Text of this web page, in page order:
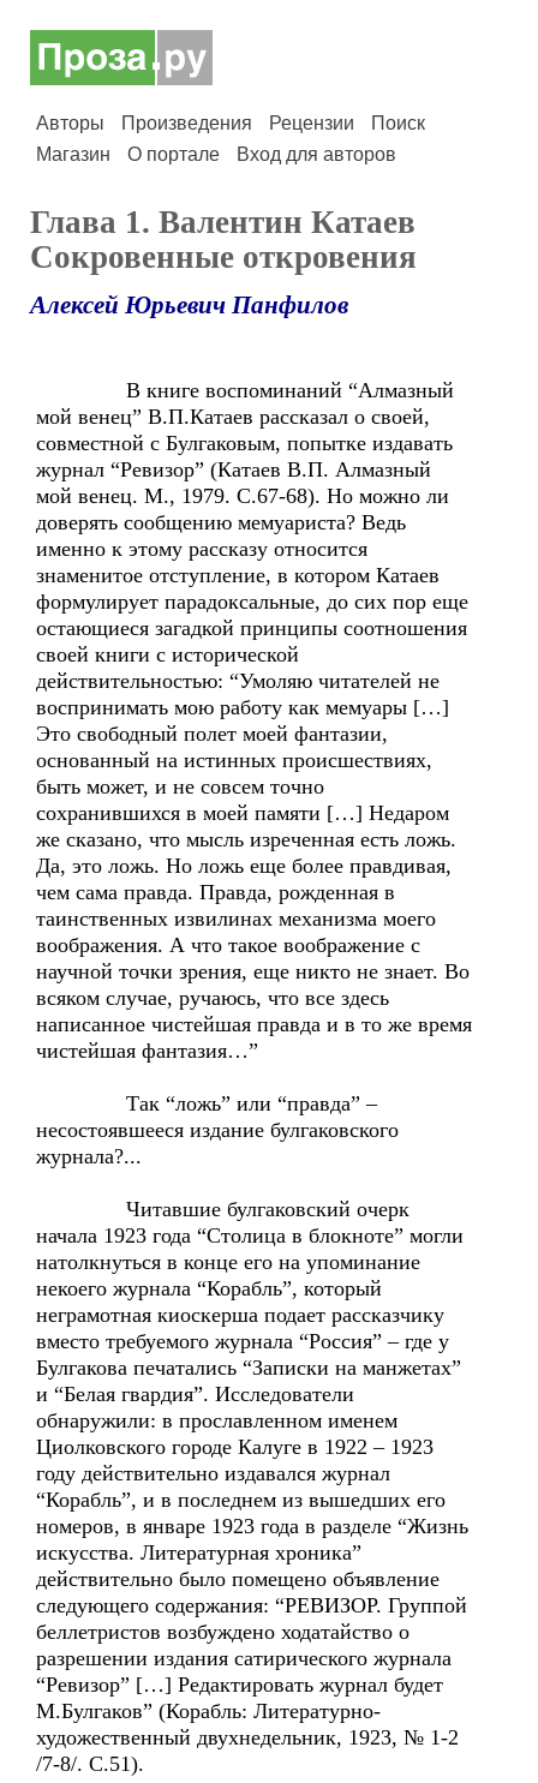
Авторы Произведения Рецензии
Поиск
Магазин
О портале Вход для авторов
Глава 1. Валентин Катаев
Сокровенные откровения
Алексей Юрьевич Панфилов
В книге воспоминаний “Алмазный
мой венец” В.П.Катаев рассказал о своей,
совместной с Булгаковым, попытке издавать
журнал “Ревизор” (Катаев В.П. Алмазный
мой венец. М., 1979. С.67-68). Но можно ли
доверять сообщению мемуариста? Ведь
именно к этому рассказу относится
знаменитое отступление, в котором Катаев
формулирует парадоксальные, до сих пор еще
остающиеся загадкой принципы соотношения
своей книги с исторической
действительностью: “Умоляю читателей не
воспринимать мою работу как мемуары […]
Это свободный полет моей фантазии,
основанный на истинных происшествиях,
быть может, и не совсем точно
сохранившихся в моей памяти […] Недаром
же сказано, что мысль изреченная есть ложь.
Да, это ложь. Но ложь еще более правдивая,
чем сама правда. Правда, рожденная в
таинственных извилинах механизма моего
воображения. А что такое воображение с
научной точки зрения, еще никто не знает. Во
всяком случае, ручаюсь, что все здесь
написанное чистейшая правда и в то же время
чистейшая фантазия…”
Так “ложь” или “правда” –
несостоявшееся издание булгаковского
журнала?...
Читавшие булгаковский очерк
начала 1923 года “Столица в блокноте” могли
натолкнуться в конце его на упоминание
некоего журнала “Корабль”, который
неграмотная киоскерша подает рассказчику
вместо требуемого журнала “Россия” – где у
Булгакова печатались “Записки на манжетах”
и “Белая гвардия”. Исследователи
обнаружили: в прославленном именем
Циолковского городе Калуге в 1922 – 1923
году действительно издавался журнал
“Корабль”, и в последнем из вышедших его
номеров, в январе 1923 года в разделе “Жизнь
искусства. Литературная хроника”
действительно было помещено объявление
следующего содержания: “РЕВИЗОР. Группой
беллетристов возбуждено ходатайство о
разрешении издания сатирического журнала
“Ревизор” […] Редактировать журнал будет
М.Булгаков” (Корабль: Литературно-
художественный двухнедельник, 1923, № 1-2
/7-8/. С.51).